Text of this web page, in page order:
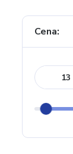
Cena: